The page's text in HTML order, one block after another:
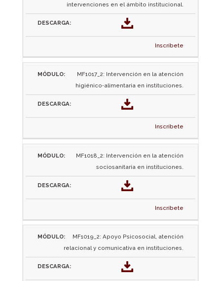
intervenciones en el ámbito institucional.
Inscríbete
MF1017_2: Intervención en la atención
higiénico‐alimentaria en instituciones.
Inscríbete
MF1018_2: Intervención en la atención
sociosanitaria en instituciones.
Inscríbete
MF1019_2: Apoyo Psicosocial, atención
relacional y comunicativa en instituciones.